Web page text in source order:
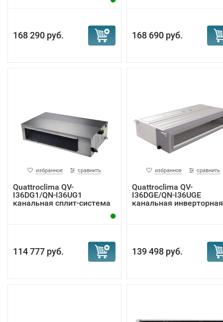
168 290 руб. 168 690 руб.
избранное сравнить
Quattroclima QV-
I36DG1/QN-I36UG1
канальная сплит-система
114 777 руб.
избранное сравнить
Quattroclima QV-
I36DGE/QN-I36UGE
канальная инверторная
139 498 руб.